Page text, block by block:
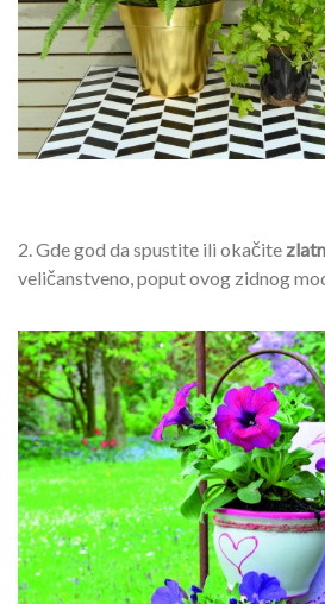
2. Gde god da spustite ili okačite
veličanstveno, poput ovog zidnog